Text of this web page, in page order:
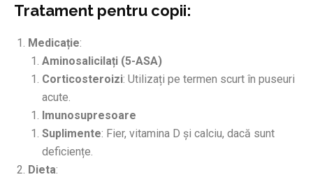
Tratament pentru copii:
Medicație:
Aminosalicilați (5-ASA)
Corticosteroizi: Utilizați pe termen scurt în puseuri
acute.
Imunosupresoare
Suplimente: Fier, vitamina D și calciu, dacă sunt
deficiențe.
Dieta: